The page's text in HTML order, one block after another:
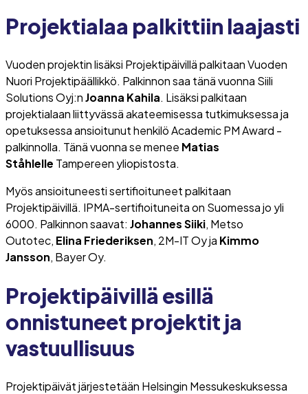
Projektialaa palkittiin laajasti
Vuoden projektin lisäksi Projektipäivillä palkitaan Vuoden
Nuori Projektipäällikkö. Palkinnon saa tänä vuonna Siili
Solutions Oyj:nJoanna Kahila. Lisäksi palkitaan
projektialaan liittyvässä akateemisessa tutkimuksessa ja
opetuksessa ansioitunut henkilö Academic PM Award -
palkinnolla. Tänä vuonna se menee Matias
Ståhlelle Tampereen yliopistosta.
Myös ansioituneesti sertifioituneet palkitaan
Projektipäivillä. IPMA-sertifioituneita on Suomessa jo yli
6000. Palkinnon saavat: Johannes Siiki, Metso
Outotec, Elina Friederiksen, 2M-IT Oy ja Kimmo
Jansson, Bayer Oy.
Projektipäivillä esillä
onnistuneet projektit ja
vastuullisuus
Projektipäivät järjestetään Helsingin Messukeskuksessa